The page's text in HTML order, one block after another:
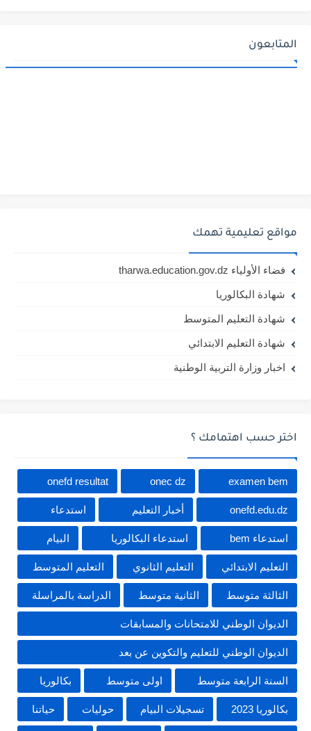
المتابعون
مواقع تعليمية تهمك
فضاء الأولياء tharwa.education.gov.dz
شهادة البكالوريا
شهادة التعليم المتوسط
شهادة التعليم الابتدائي
اخبار وزارة التربية الوطنية
اختر حسب اهتمامك ؟
examen bem
onec dz
onefd resultat
onefd.edu.dz أخبار التعليم استدعاء
استدعاء bem استدعاء البكالوريا البيام
التعليم الابتدائي التعليم الثانوي التعليم المتوسط
الثالثة متوسط الثانية متوسط الدراسة بالمراسلة
الديوان الوطني للامتحانات والمسابقات
الديوان الوطني للتعليم والتكوين عن بعد
السنة الرابعة متوسط اولى متوسط بكالوريا
بكالوريا 2023 تسجيلات البيام حوليات حياتنا